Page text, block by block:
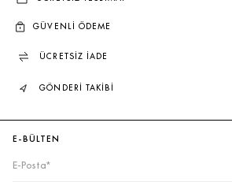
GÜVENLİ ÖDEME
ÜCRETSİZ İADE
GÖNDERİ TAKİBİ
E-BÜLTEN